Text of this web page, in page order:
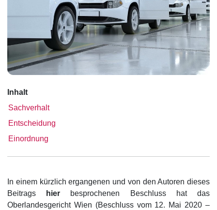
Inhalt
Sachverhalt
Entscheidung
Einordnung
In einem kürzlich ergangenen und von den Autoren dieses
Beitrags
hier besprochenen Beschluss hat das
Oberlandesgericht Wien (Beschluss vom 12. Mai 2020 –